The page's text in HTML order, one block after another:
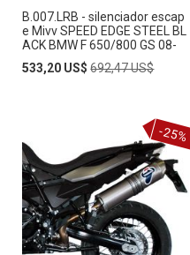
B.007.LRB - silenciador escap
e Mivv SPEED EDGE STEEL BL
ACK BMW F 650/800 GS 08-
Special
533,20 US$ Regular
692,47 US$
-25%